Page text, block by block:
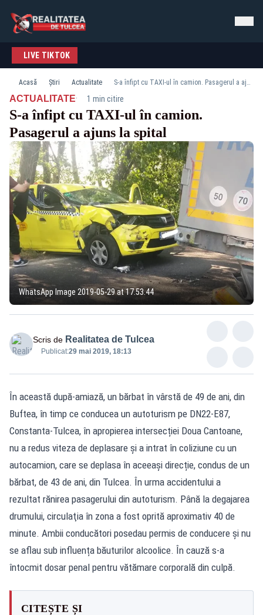
LIVE TIKTOK
Acasă Știri Actualitate S-a înfipt cu TAXI-ul în camion. Pasagerul a ajuns la spital
ACTUALITATE· 1 min citire
S-a înfipt cu TAXI-ul în camion.
Pasagerul a ajuns la spital
WhatsApp Image 2019-05-29 at 17.53.44
Scris de Realitatea de Tulcea
Publicat:29 mai 2019, 18:13
În această după-amiază, un bărbat în vârstă de 49 de ani, din
Buftea, în timp ce conducea un autoturism pe DN22-E87,
Constanta-Tulcea, în apropierea intersecției Doua Cantoane,
nu a redus viteza de deplasare și a intrat în coliziune cu un
autocamion, care se deplasa în aceeași direcție, condus de un
bărbat, de 43 de ani, din Tulcea. În urma accidentului a
rezultat rănirea pasagerului din autoturism. Până la degajarea
drumului, circulaţia în zona a fost oprită aproximativ 40 de
minute. Ambii conducători posedau permis de conducere și nu
se aflau sub influența băuturilor alcoolice. În cauză s-a
întocmit dosar penal pentru vătămare corporală din culpă.
CITEȘTE ȘI